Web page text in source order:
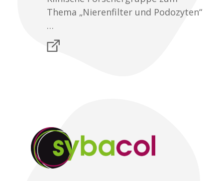
Thema „Nierenfilter und Podozyten“
…